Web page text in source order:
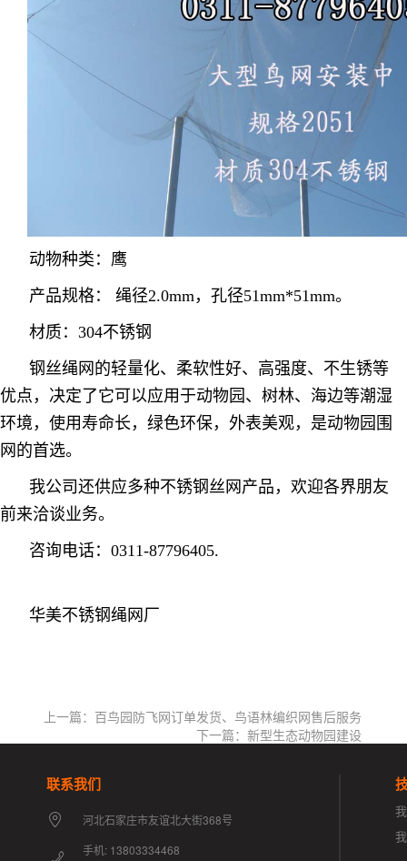
动物种类：鹰
产品规格： 绳径2.0mm，孔径51mm*51mm。
材质：304不锈钢
钢丝绳网的轻量化、柔软性好、高强度、不生锈等
优点，决定了它可以应用于动物园、树林、海边等潮湿
环境，使用寿命长，绿色环保，外表美观，是动物园围
网的首选。
我公司还供应多种不锈钢丝网产品，欢迎各界朋友
前来洽谈业务。
咨询电话：0311-87796405.
华美不锈钢绳网厂
上一篇：百鸟园防飞网订单发货、鸟语林编织网售后服务
下一篇：新型生态动物园建设
联系我们
河北石家庄市友谊北大街368号
手机: 13803334468